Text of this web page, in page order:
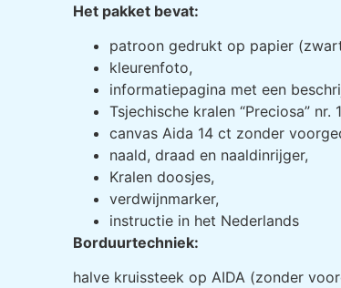
Het pakket bevat:
patroon gedrukt op papier
kleurenfoto,
informatiepagina met een
Tsjechische kralen “Preciosa” nr.
canvas Aida 14 ct zonder
naald, draad en naaldinrijger,
Kralen doosjes,
verdwijnmarker,
instructie in het Nederlands
Borduurtechniek:
halve kruissteek op AIDA (zonder